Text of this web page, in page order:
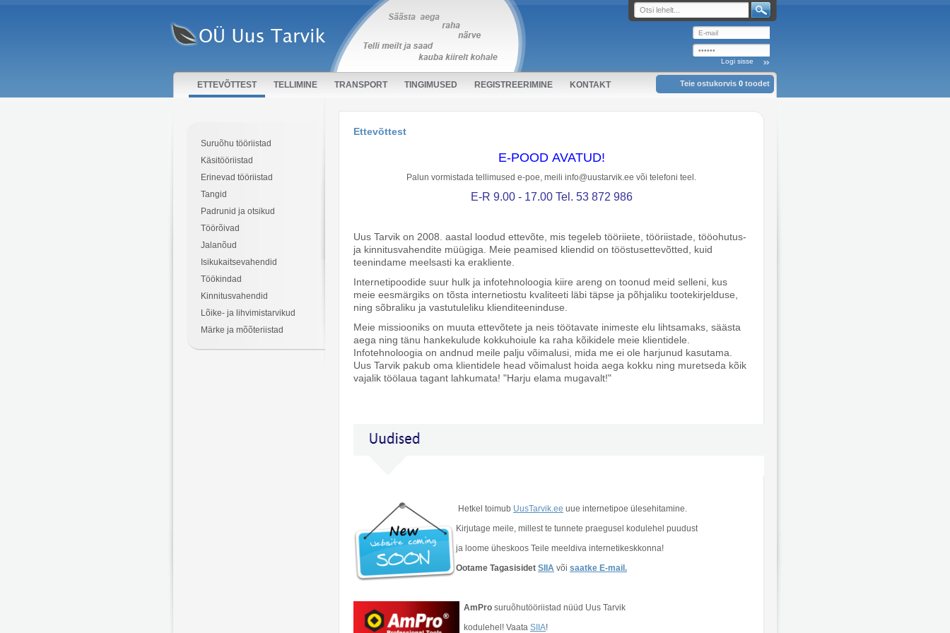
ETTEVÕTTEST TELLIMINE TRANSPORT TINGIMUSED REGISTREERIMINE KONTAKT Teie ostukorvis 0 toodet
Suruõhu tööriistad
Käsitööriistad
Erinevad tööriistad
Tangid
Padrunid ja otsikud
Töörõivad
Jalanõud
Isikukaitsevahendid
Töökindad
Kinnitusvahendid
Lõike- ja lihvimistarvikud
Märke ja mõõteriistad
Ettevõttest
E-POOD AVATUD!
Palun vormistada tellimused e-poe, meili info@uustarvik.ee või telefoni teel.
E-R 9.00 - 17.00 Tel. 53 872 986
Uus Tarvik on 2008. aastal loodud ettevõte, mis tegeleb tööriiete, tööriistade, tööohutus-
ja kinnitusvahendite müügiga. Meie peamised kliendid on tööstusettevõtted, kuid
teenindame meelsasti ka erakliente.
Internetipoodide suur hulk ja infotehnoloogia kiire areng on toonud meid selleni, kus
meie eesmärgiks on tõsta internetiostu kvaliteeti läbi täpse ja põhjaliku tootekirjelduse,
ning sõbraliku ja vastutuleliku klienditeeninduse.
Meie missiooniks on muuta ettevõtete ja neis töötavate inimeste elu lihtsamaks, säästa
aega ning tänu hankekulude kokkuhoiule ka raha kõikidele meie klientidele.
Infotehnoloogia on andnud meile palju võimalusi, mida me ei ole harjunud kasutama.
Uus Tarvik pakub oma klientidele head võimalust hoida aega kokku ning muretseda kõik
vajalik töölaua tagant lahkumata! "Harju elama mugavalt!"
Hetkel toimub UusTarvik.ee uue internetipoe ülesehitamine.
Kirjutage meile, millest te tunnete praegusel kodulehel puudust
ja loome üheskoos Teile meeldiva internetikeskkonna!
Ootame Tagasisidet SIIA või saatke E-mail.
AmPro suruõhutööriistad nüüd Uus Tarvik
kodulehel! Vaata SIIA!